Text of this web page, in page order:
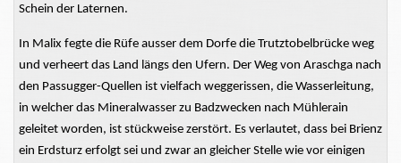
Schein der Laternen.
In Malix fegte die Rüfe ausser dem Dorfe die Trutztobelbrücke weg
und verheert das Land längs den Ufern. Der Weg von Araschga nach
den Passugger-Quellen ist vielfach weggerissen, die Wasserleitung,
in welcher das Mineralwasser zu Badzwecken nach Mühlerain
geleitet worden, ist stückweise zerstört. Es verlautet, dass bei Brienz
ein Erdsturz erfolgt sei und zwar an gleicher Stelle wie vor einigen